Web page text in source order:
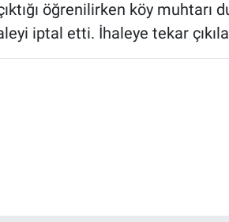
öğrenilirken köy
iptal etti. İhaleye tekar